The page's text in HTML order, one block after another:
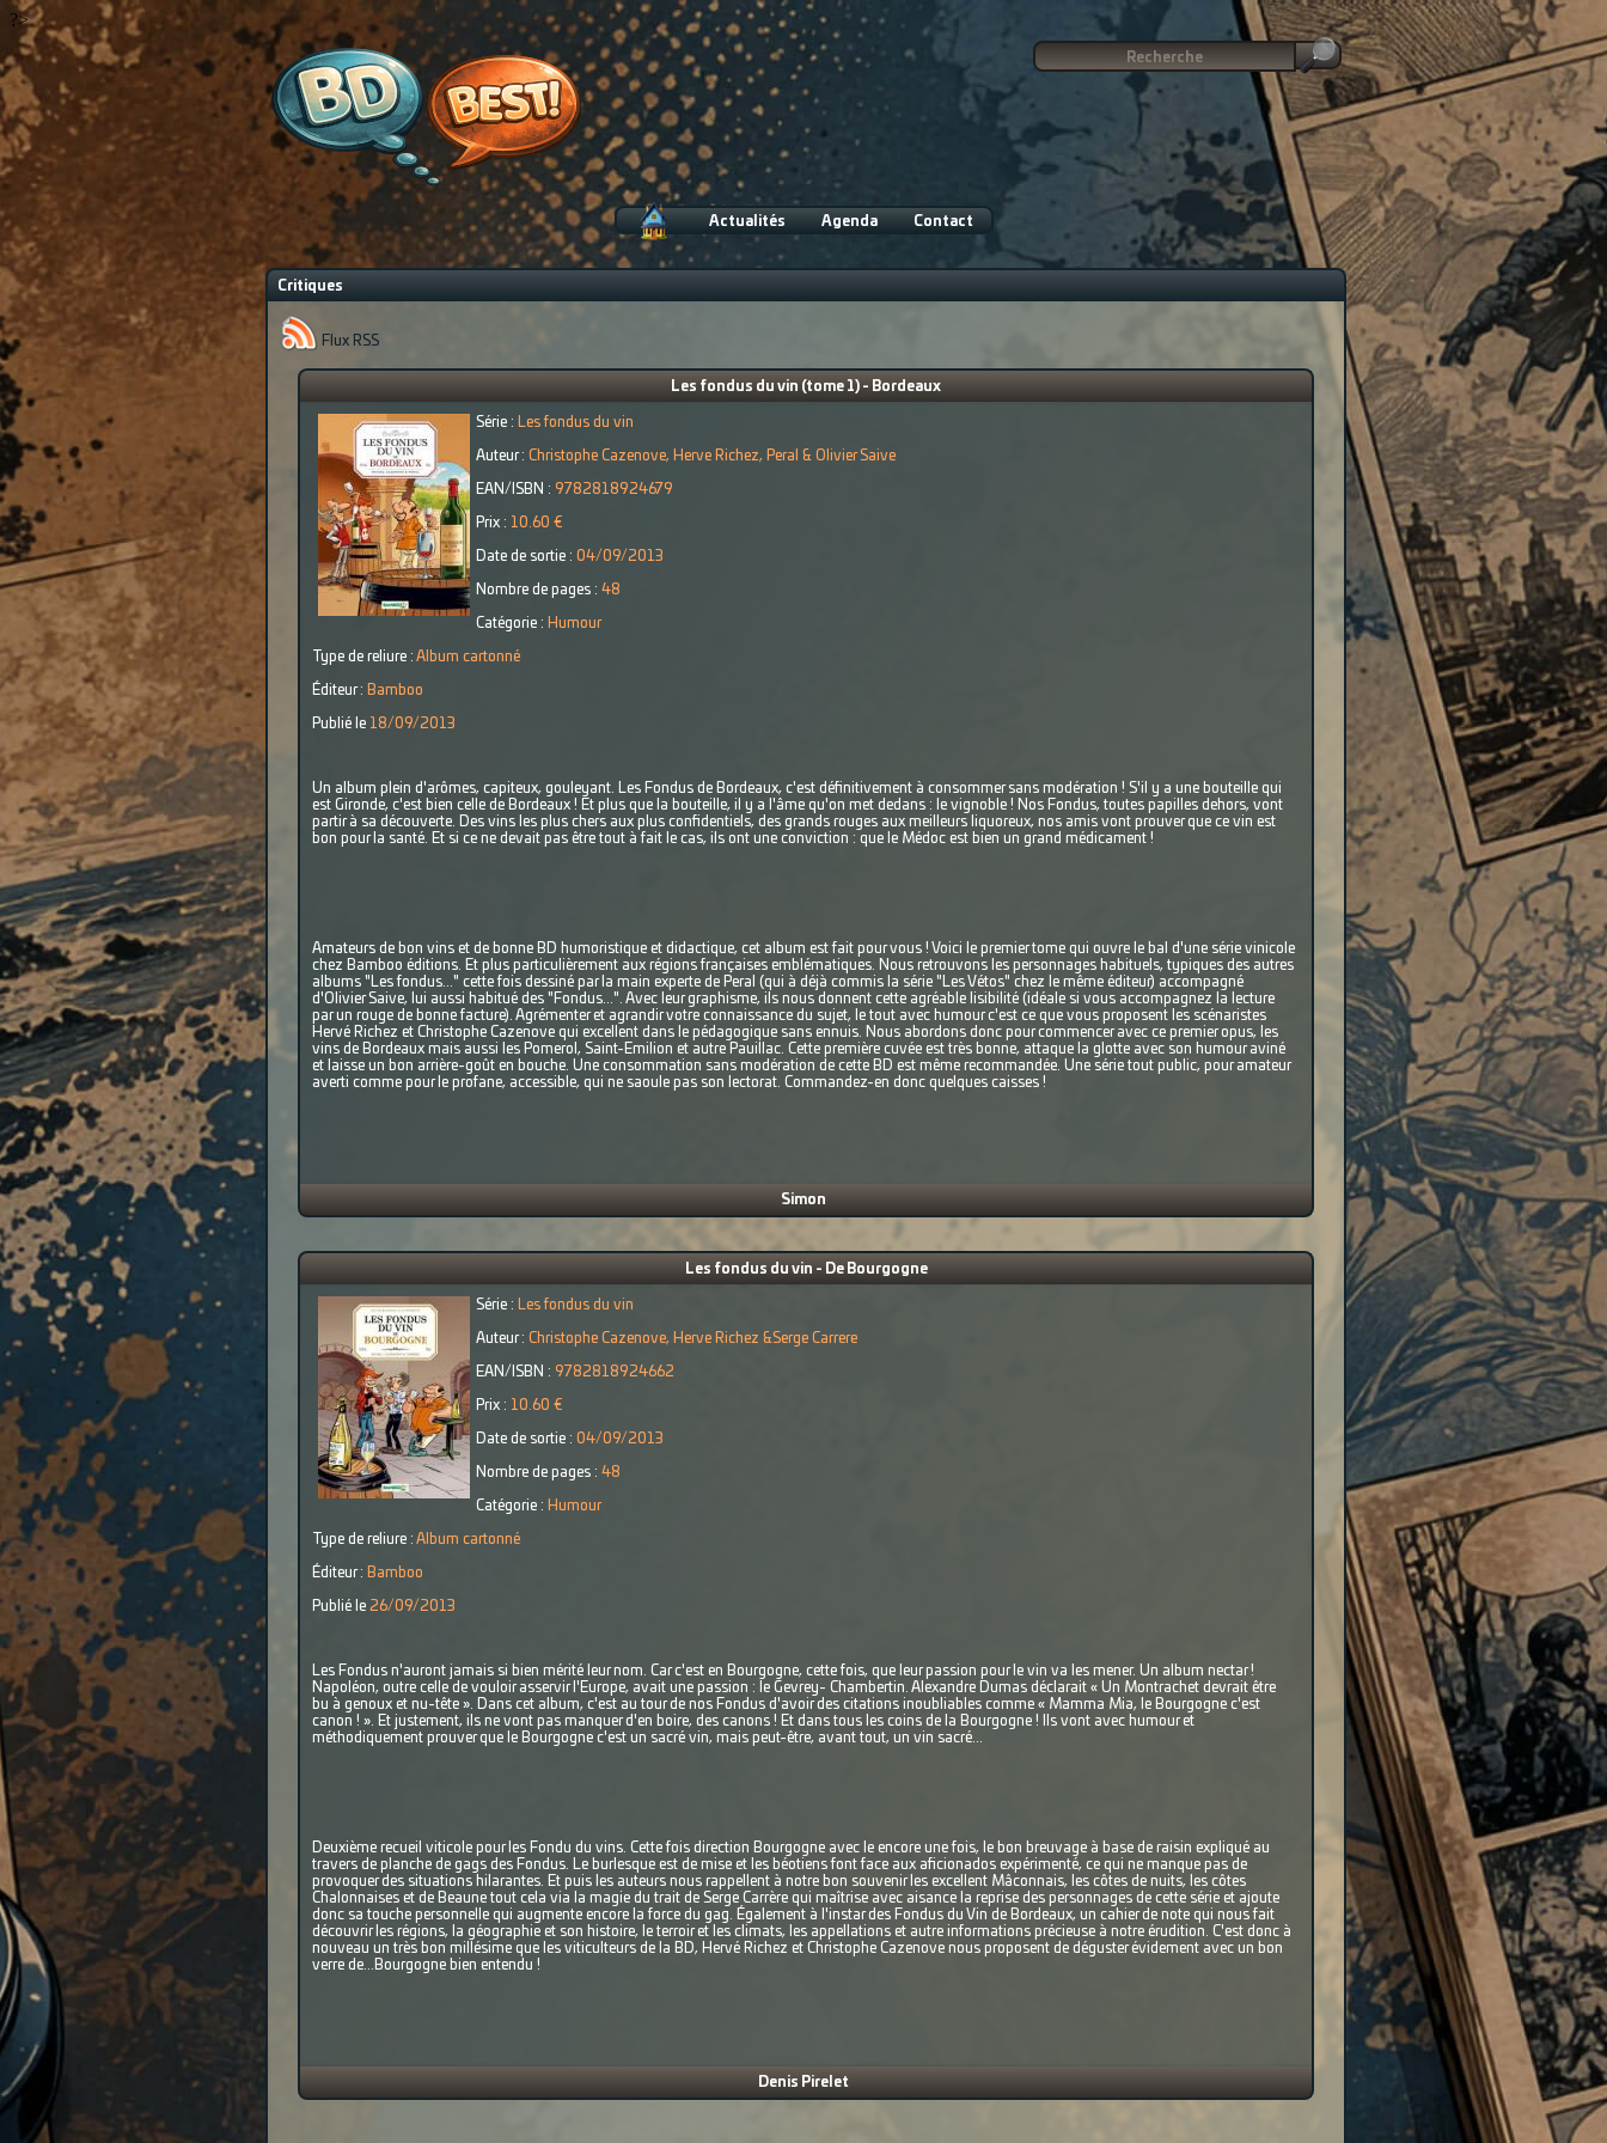
?>
Actualités Agenda Contact
Critiques
Flux RSS
Les fondus du vin (tome 1) - Bordeaux
Série : Les fondus du vin
Auteur : Christophe Cazenove, Herve Richez, Peral & Olivier Saive
EAN/ISBN : 9782818924679
Prix : 10.60 €
Date de sortie : 04/09/2013
Nombre de pages : 48
Catégorie : Humour
Type de reliure : Album cartonné
Éditeur : Bamboo
Publié le 18/09/2013
Un album plein d'arômes, capiteux, gouleyant. Les Fondus de Bordeaux, c'est définitivement à consommer sans modération ! S'il y a une bouteille qui
est Gironde, c'est bien celle de Bordeaux ! Et plus que la bouteille, il y a l'âme qu'on met dedans : le vignoble ! Nos Fondus, toutes papilles dehors, vont
partir à sa découverte. Des vins les plus chers aux plus confidentiels, des grands rouges aux meilleurs liquoreux, nos amis vont prouver que ce vin est
bon pour la santé. Et si ce ne devait pas être tout à fait le cas, ils ont une conviction : que le Médoc est bien un grand médicament !
Amateurs de bon vins et de bonne BD humoristique et didactique, cet album est fait pour vous ! Voici le premier tome qui ouvre le bal d'une série vinicole
chez Bamboo éditions. Et plus particulièrement aux régions françaises emblématiques. Nous retrouvons les personnages habituels, typiques des autres
albums "Les fondus..." cette fois dessiné par la main experte de Peral (qui à déjà commis la série "Les Vétos" chez le même éditeur) accompagné
d'Olivier Saive, lui aussi habitué des "Fondus...". Avec leur graphisme, ils nous donnent cette agréable lisibilité (idéale si vous accompagnez la lecture
par un rouge de bonne facture). Agrémenter et agrandir votre connaissance du sujet, le tout avec humour c'est ce que vous proposent les scénaristes
Hervé Richez et Christophe Cazenove qui excellent dans le pédagogique sans ennuis. Nous abordons donc pour commencer avec ce premier opus, les
vins de Bordeaux mais aussi les Pomerol, Saint-Emilion et autre Pauillac. Cette première cuvée est très bonne, attaque la glotte avec son humour aviné
et laisse un bon arrière-goût en bouche. Une consommation sans modération de cette BD est même recommandée. Une série tout public, pour amateur
averti comme pour le profane, accessible, qui ne saoule pas son lectorat. Commandez-en donc quelques caisses !
Simon
Les fondus du vin - De Bourgogne
Série : Les fondus du vin
Auteur : Christophe Cazenove, Herve Richez &Serge Carrere
EAN/ISBN : 9782818924662
Prix : 10.60 €
Date de sortie : 04/09/2013
Nombre de pages : 48
Catégorie : Humour
Type de reliure : Album cartonné
Éditeur : Bamboo
Publié le 26/09/2013
Les Fondus n'auront jamais si bien mérité leur nom. Car c'est en Bourgogne, cette fois, que leur passion pour le vin va les mener. Un album nectar !
Napoléon, outre celle de vouloir asservir l'Europe, avait une passion : le Gevrey- Chambertin. Alexandre Dumas déclarait « Un Montrachet devrait être
bu à genoux et nu-tête ». Dans cet album, c'est au tour de nos Fondus d'avoir des citations inoubliables comme « Mamma Mia, le Bourgogne c'est
canon ! ». Et justement, ils ne vont pas manquer d'en boire, des canons ! Et dans tous les coins de la Bourgogne ! Ils vont avec humour et
méthodiquement prouver que le Bourgogne c'est un sacré vin, mais peut-être, avant tout, un vin sacré...
Deuxième recueil viticole pour les Fondu du vins. Cette fois direction Bourgogne avec le encore une fois, le bon breuvage à base de raisin expliqué au
travers de planche de gags des Fondus. Le burlesque est de mise et les béotiens font face aux aficionados expérimenté, ce qui ne manque pas de
provoquer des situations hilarantes. Et puis les auteurs nous rappellent à notre bon souvenir les excellent Mâconnais, les côtes de nuits, les côtes
Chalonnaises et de Beaune tout cela via la magie du trait de Serge Carrère qui maîtrise avec aisance la reprise des personnages de cette série et ajoute
donc sa touche personnelle qui augmente encore la force du gag. Également à l'instar des Fondus du Vin de Bordeaux, un cahier de note qui nous fait
découvrir les régions, la géographie et son histoire, le terroir et les climats, les appellations et autre informations précieuse à notre érudition. C'est donc à
nouveau un très bon millésime que les viticulteurs de la BD, Hervé Richez et Christophe Cazenove nous proposent de déguster évidement avec un bon
verre de...Bourgogne bien entendu !
Denis Pirelet